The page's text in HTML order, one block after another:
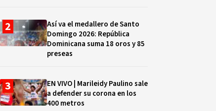
Así va el medallero de Santo
Domingo 2026: República
Dominicana suma 18 oros y 85
preseas
EN VIVO | Marileidy Paulino sale
a defender su corona en los
400 metros